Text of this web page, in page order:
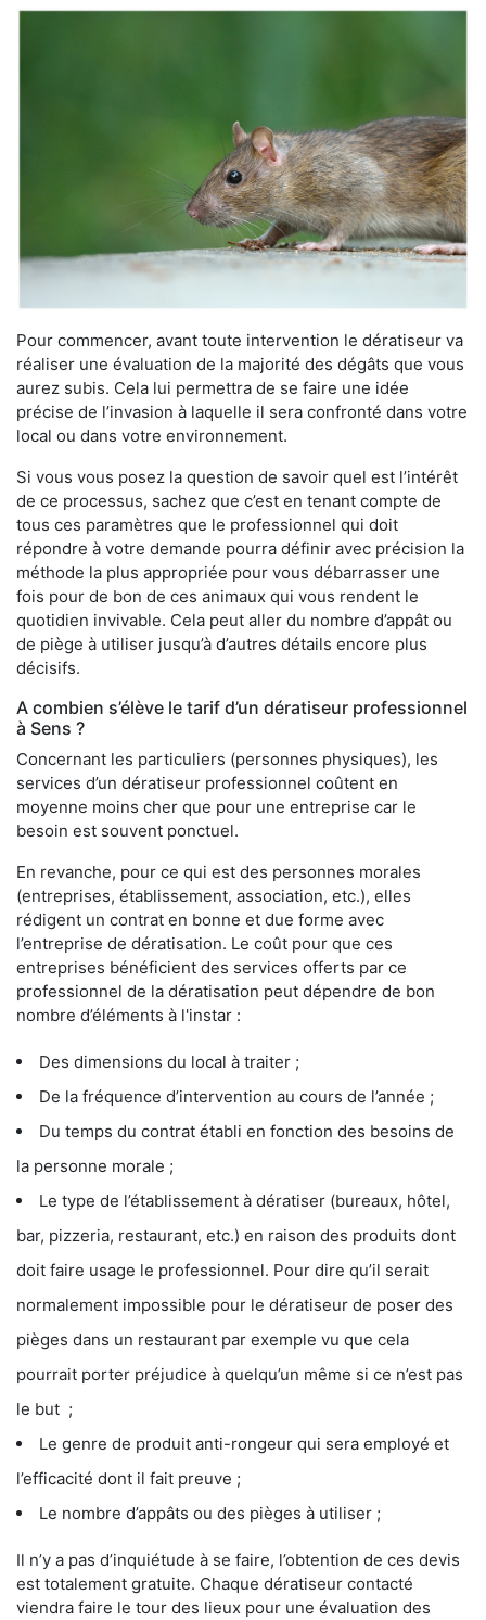
Pour commencer, avant toute intervention le dératiseur va
réaliser une évaluation de la majorité des dégâts que vous
aurez subis. Cela lui permettra de se faire une idée
précise de l’invasion à laquelle il sera confronté dans votre
local ou dans votre environnement.
Si vous vous posez la question de savoir quel est l’intérêt
de ce processus, sachez que c’est en tenant compte de
tous ces paramètres que le professionnel qui doit
répondre à votre demande pourra définir avec précision la
méthode la plus appropriée pour vous débarrasser une
fois pour de bon de ces animaux qui vous rendent le
quotidien invivable. Cela peut aller du nombre d’appât ou
de piège à utiliser jusqu’à d’autres détails encore plus
décisifs.
A combien s’élève le tarif d’un dératiseur professionnel
à Sens ?
Concernant les particuliers (personnes physiques), les
services d’un dératiseur professionnel coûtent en
moyenne moins cher que pour une entreprise car le
besoin est souvent ponctuel.
En revanche, pour ce qui est des personnes morales
(entreprises, établissement, association, etc.), elles
rédigent un contrat en bonne et due forme avec
l’entreprise de dératisation. Le coût pour que ces
entreprises bénéficient des services offerts par ce
professionnel de la dératisation peut dépendre de bon
nombre d’éléments à l'instar :
Des dimensions du local à traiter ;
De la fréquence d’intervention au cours de l’année ;
Du temps du contrat établi en fonction des besoins de
la personne morale ;
Le type de l’établissement à dératiser (bureaux, hôtel,
bar, pizzeria, restaurant, etc.) en raison des produits dont
doit faire usage le professionnel. Pour dire qu’il serait
normalement impossible pour le dératiseur de poser des
pièges dans un restaurant par exemple vu que cela
pourrait porter préjudice à quelqu’un même si ce n’est pas
le but ;
Le genre de produit anti-rongeur qui sera employé et
l’efficacité dont il fait preuve ;
Le nombre d’appâts ou des pièges à utiliser ;
Il n’y a pas d’inquiétude à se faire, l’obtention de ces devis
est totalement gratuite. Chaque dératiseur contacté
viendra faire le tour des lieux pour une évaluation des